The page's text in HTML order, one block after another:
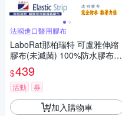
法國進口醫用膠布
LaboRat那柏瑞特 可盧雅伸縮
膠布(未滅菌) 100%防水膠布16
片(2.5x7.2cm)(4盒組)
$439
活動 券
加入購物車